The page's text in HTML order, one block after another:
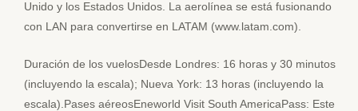
Unido y los Estados Unidos. La aerolínea se está fusionando
con LAN para convertirse en LATAM (www.latam.com).
Duración de los vuelosDesde Londres: 16 horas y 30 minutos
(incluyendo la escala); Nueva York: 13 horas (incluyendo la
escala).Pases aéreosEneworld Visit South AmericaPass: Este